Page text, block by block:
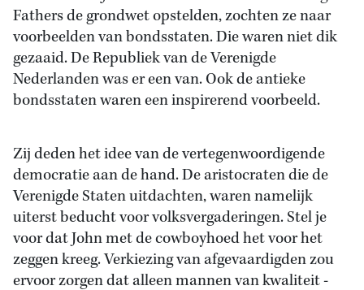
Fathers de grondwet opstelden, zochten ze naar
voorbeelden van bondsstaten. Die waren niet dik
gezaaid. De Republiek van de Verenigde
Nederlanden was er een van. Ook de antieke
bondsstaten waren een inspirerend voorbeeld.
Zij deden het idee van de vertegenwoordigende
democratie aan de hand. De aristocraten die de
Verenigde Staten uitdachten, waren namelijk
uiterst beducht voor volksvergaderingen. Stel je
voor dat John met de cowboyhoed het voor het
zeggen kreeg. Verkiezing van afgevaardigden zou
ervoor zorgen dat alleen mannen van kwaliteit -